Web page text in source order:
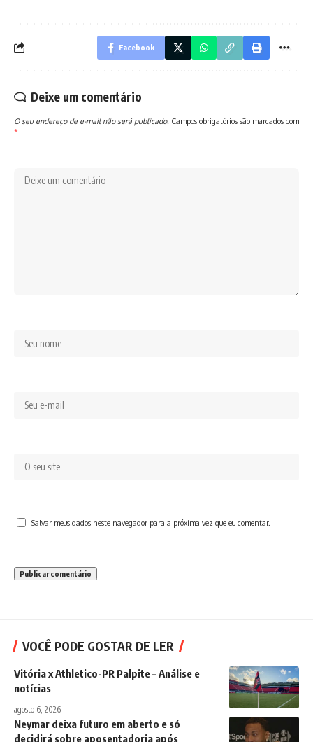
Facebook
Deixe um comentário
O seu endereço de e-mail não será publicado. Campos obrigatórios são marcados com
*
Salvar meus dados neste navegador para a próxima vez que eu comentar.
VOCÊ PODE GOSTAR DE LER
Vitória x Athletico-PR Palpite – Análise e
notícias
agosto 6, 2026
Neymar deixa futuro em aberto e só
decidirá sobre aposentadoria após